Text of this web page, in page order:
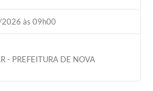
às 09h00
- PREFEITURA DE NOVA